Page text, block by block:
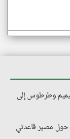
وطرطوس إلى
حول مصير قاعدتي